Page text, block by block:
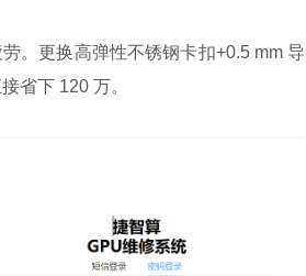
。更换高弹性不锈钢卡扣+0.5 mm 导
省下 120 万。